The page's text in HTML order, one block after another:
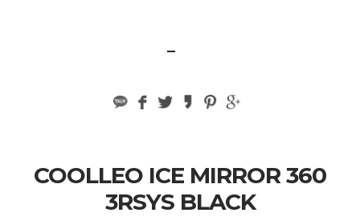
COOLLEO ICE MIRROR 360
3RSYS BLACK